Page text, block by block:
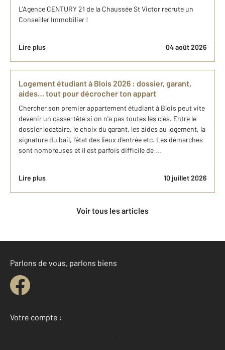
L'Agence CENTURY 21 de la Chaussée St Victor recrute un
Conseiller Immobilier !
Lire plus 04 août 2026
Logement étudiant à Blois 2026 : dossier, garant,
aides… tout pour décrocher ton appart
Chercher son premier appartement étudiant à Blois peut vite
devenir un casse-tête si on n'a pas toutes les clés. Entre le
dossier locataire, le choix du garant, les aides au logement, la
signature du bail, l'état des lieux d'entrée etc. Les démarches
sont nombreuses et il est parfois difficile de ...
Lire plus 10 juillet 2026
Voir tous les articles
Parlons de vous, parlons biens
Votre compte :
Accéder à mon compte